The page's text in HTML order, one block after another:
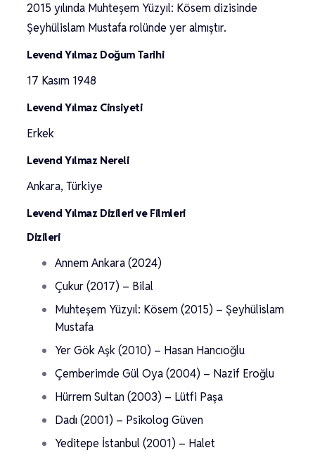
2015 yılında Muhteşem Yüzyıl: Kösem dizisinde
Şeyhülislam Mustafa rolünde yer almıştır.
Levend Yılmaz Doğum Tarihi
17 Kasım 1948
Levend Yılmaz Cinsiyeti
Erkek
Levend Yılmaz Nereli
Ankara, Türkiye
Levend Yılmaz Dizileri ve Filmleri
Dizileri
Annem Ankara (2024)
Çukur (2017) – Bilal
Muhteşem Yüzyıl: Kösem (2015) – Şeyhülislam
Mustafa
Yer Gök Aşk (2010) – Hasan Hancıoğlu
Çemberimde Gül Oya (2004) – Nazif Eroğlu
Hürrem Sultan (2003) – Lütfi Paşa
Dadı (2001) – Psikolog Güven
Yeditepe İstanbul (2001) – Halet